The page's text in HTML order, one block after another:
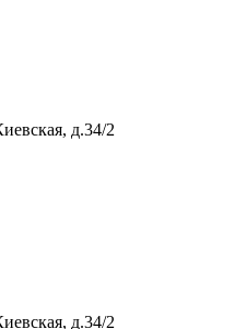
д.34/2
д.34/2